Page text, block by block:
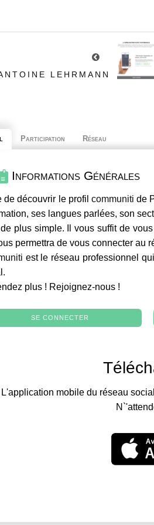
LEHRMANN
Participation Réseau
Informations Générales
de découvrir le profil communiti de
ses langues parlées, son
plus simple. Il vous suffit de
permettra de vous connecter au
est le réseau professionnel
plus ! Rejoignez-nous !
SE CONNECTER
L'application mobile du réseau